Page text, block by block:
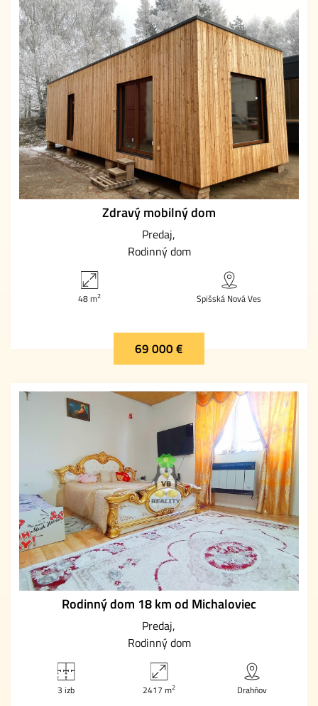
Zdravý mobilný dom
Predaj
Rodinný dom
48 m2 Spišská Nová Ves
69 000 €
Rodinný dom 18 km od Michaloviec
Predaj
Rodinný dom
3 izb 2417 m2 Drahňov